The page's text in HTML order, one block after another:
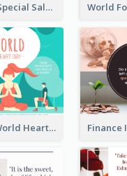
Makeup Special Sale Facebook Post
Clinical World Heart Day Quote Facebook Post